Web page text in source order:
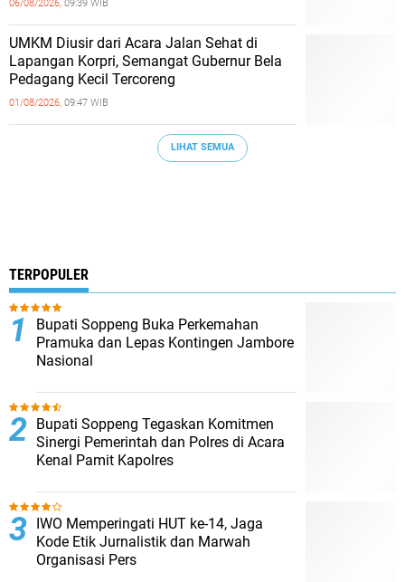
06/08/2026, 09:39 WIB
UMKM Diusir dari Acara Jalan Sehat di
Lapangan Korpri, Semangat Gubernur Bela
Pedagang Kecil Tercoreng
01/08/2026, 09:47 WIB
LIHAT SEMUA
TERPOPULER
Bupati Soppeng Buka Perkemahan
Pramuka dan Lepas Kontingen Jambore
Nasional
Bupati Soppeng Tegaskan Komitmen
Sinergi Pemerintah dan Polres di Acara
Kenal Pamit Kapolres
IWO Memperingati HUT ke-14, Jaga
Kode Etik Jurnalistik dan Marwah
Organisasi Pers